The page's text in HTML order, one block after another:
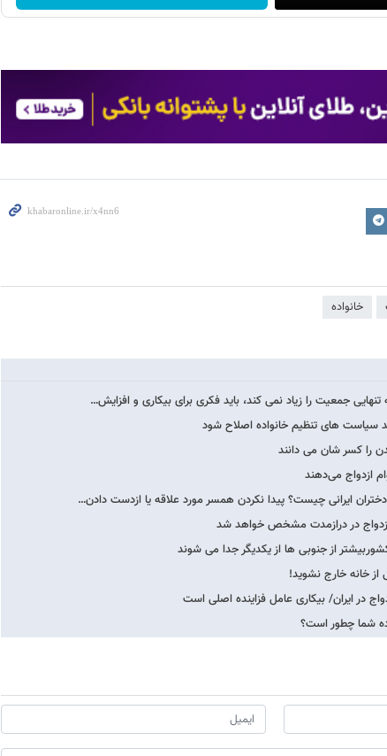
خانواده
جمعیت را زیاد نمی کند، باید فکری برای بیکاری و افزایش…
سیاست های تنظیم خانواده اصلاح شود
را کسر شان می دانند
ازدواج می‌دهند
ایرانی چیست؟ پیدا نکردن همسر مورد علاقه یا ازدست دادن…
در درازمدت مشخص خواهد شد
از جنوبی ها از یکدیگر جدا می شوند
خانه خارج نشوید!
در ایران/ بیکاری عامل فزاینده اصلی است
شما چطور است؟